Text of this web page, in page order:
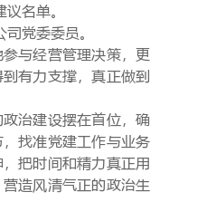
名单。
党委委员。
与经营管理决策，更
有力支撑，真正做到
治建设摆在首位，确
找准党建工作与业务
把时间和精力真正用
造风清气正的政治生